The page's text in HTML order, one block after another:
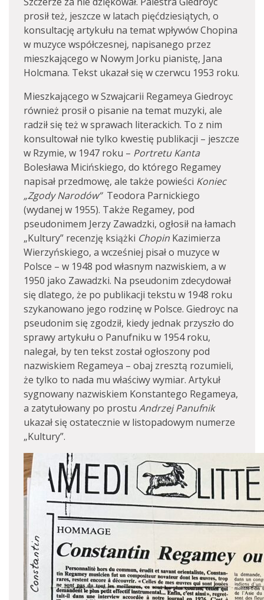
prosił też, jeszcze w latach pięćdziesiątych, o
konsultację artykułu na temat wpływów Chopina
w muzyce współczesnej, napisanego przez
mieszkającego w Nowym Jorku pianistę, Jana
Holcmana. Tekst ukazał się w czerwcu 1953 roku.
Mieszkającego w Szwajcarii Regameya Giedroyc
również prosił o pisanie na temat muzyki, ale
radził się też w sprawach literackich. To z nim
konsultował nie tylko kwestię publikacji – jeszcze
w Rzymie, w 1947 roku – Portretu Kanta
Bolesława Micińskiego, do którego Regamey
napisał przedmowę, ale także powieści Koniec
„Zgody Narodów” Teodora Parnickiego
(wydanej w 1955). Także Regamey, pod
pseudonimem Jerzy Zawadzki, ogłosił na łamach
„Kultury” recenzję książki Chopin Kazimierza
Wierzyńskiego, a wcześniej pisał o muzyce w
Polsce – w 1948 pod własnym nazwiskiem, a w
1950 jako Zawadzki. Na pseudonim zdecydował
się dlatego, że po publikacji tekstu w 1948 roku
szykanowano jego rodzinę w Polsce. Giedroyc na
pseudonim się zgodził, kiedy jednak przyszło do
sprawy artykułu o Panufniku w 1954 roku,
nalegał, by ten tekst został ogłoszony pod
nazwiskiem Regameya – obaj zresztą rozumieli,
że tylko to nada mu właściwy wymiar. Artykuł
sygnowany nazwiskiem Konstantego Regameya,
a zatytułowany po prostu Andrzej Panufnik
ukazał się ostatecznie w listopadowym numerze
„Kultury”.